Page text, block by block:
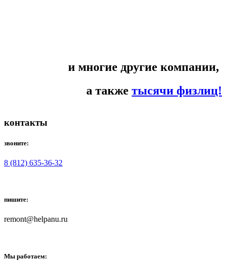
и многие другие компании,
а также тысячи физлиц!
контакты
звоните:
8 (812) 635-36-32
пишите:
remont@helpanu.ru
Мы работаем: